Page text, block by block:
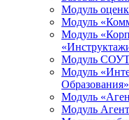
Модуль
Модуль
Модуль
Модуль СОУТ
Модуль
Образования»
Модуль
Модуль